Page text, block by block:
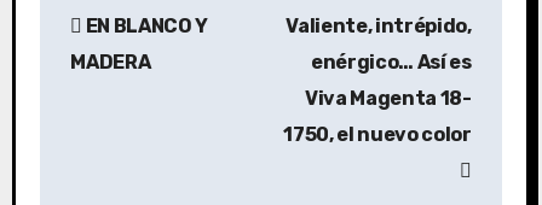
EN BLANCO Y
MADERA
Valiente, intrépido,
enérgico… Así es
Viva Magenta 18-
1750, el nuevo color